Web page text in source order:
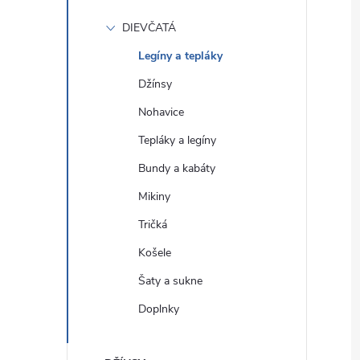
DIEVČATÁ
Legíny a tepláky
Džínsy
Nohavice
Tepláky a legíny
Bundy a kabáty
Mikiny
Tričká
Košele
Šaty a sukne
Doplnky